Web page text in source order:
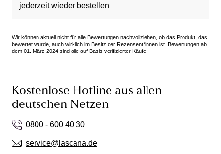
jederzeit wieder bestellen.
Wir können aktuell nicht für alle Bewertungen nachvollziehen, ob das Produkt, das
bewertet wurde, auch wirklich im Besitz der Rezensent*innen ist. Bewertungen ab
dem 01. März 2024 sind alle auf Basis verifizierter Käufe.
Kostenlose Hotline aus allen
deutschen Netzen
0800 - 600 40 30
service@lascana.de